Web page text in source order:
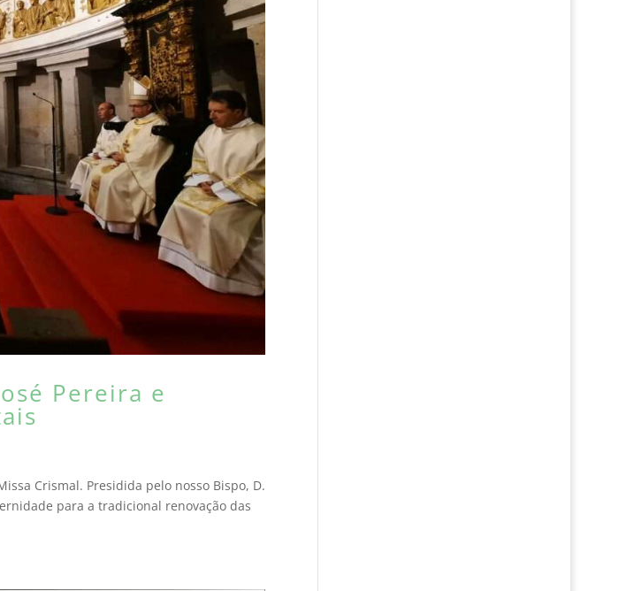
Pereira e
Crismal. Presidida pelo nosso Bispo, D.
para a tradicional renovação das